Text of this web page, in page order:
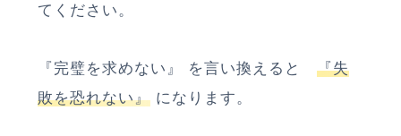
てください。
『完璧を求めない』 を言い換えると 『失
敗を恐れない』 になります。